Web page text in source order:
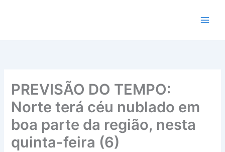
conteúdo
PREVISÃO DO TEMPO:
Norte terá céu nublado em
boa parte da região, nesta
quinta-feira (6)